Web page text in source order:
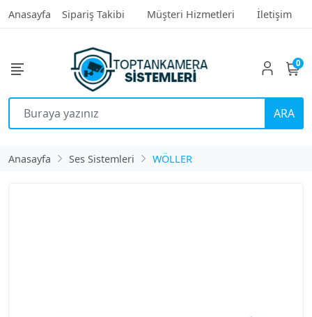
Anasayfa Sipariş Takibi Müşteri Hizmetleri İletişim
ARA
0
Anasayfa Ses Sistemleri WÖLLER